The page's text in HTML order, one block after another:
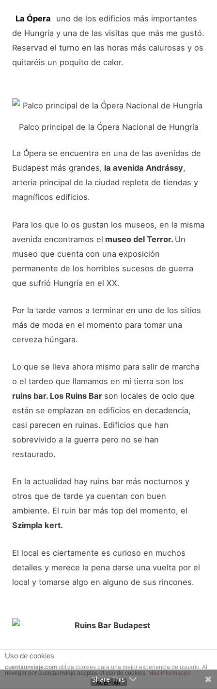
La Ópera
uno de los edificios más importantes
de Hungría y una de las visitas que más me gustó.
Reservad el turno en las horas más calurosas y os
quitaréis un poquito de calor.
Palco principal de la Ópera Nacional de Hungría
La Ópera se encuentra en una de las avenidas de
Budapest más grandes, la avenida Andrássy,
arteria principal de la ciudad repleta de tiendas y
magníficos edificios.
Para los que lo os gustan los museos, en la misma
avenida encontramos el museo del Terror. Un
museo que cuenta con una exposición
permanente de los horribles sucesos de guerra
que sufrió Hungría en el XX.
Por la tarde vamos a terminar en uno de los sitios
más de moda en el momento para tomar una
cerveza húngara.
Lo que se lleva ahora mismo para salir de marcha
o el tardeo que llamamos en mi tierra son los
ruins bar. Los Ruins Bar son locales de ocio que
están se emplazan en edificios en decadencia,
casi parecen en ruinas. Edificios que han
sobrevivido a la guerra pero no se han
restaurado.
En la actualidad hay ruins bar más nocturnos y
otros que de tarde ya cuentan con buen
ambiente. El ruin bar más top del momento, el
Szimpla kert.
El local es ciertamente es curioso en muchos
detalles y merece la pena darse una vuelta por el
local y tomarse algo en alguno de sus rincones.
De moda en Budapest es irse de Ruins Bar.
Reservas del día
Uso de cookies
cuentaunviaje.com utiliza cookies para una mejor experiencia de usuario. Al
navegar por cuentaunviaje aceptas el uso de cookies. Más información
ACEPTAR
Share This